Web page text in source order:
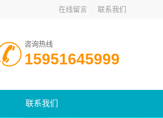
在线留言 联系我们
咨询热线
15951645999
联系我们